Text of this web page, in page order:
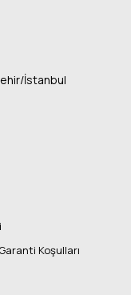
İstanbul
Garanti Koşulları